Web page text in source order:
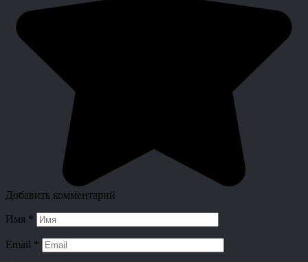
Добавить комментарий
Имя *
Email *